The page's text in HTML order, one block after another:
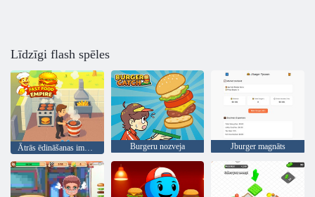
Līdzīgi flash spēles
Ātrās ēdināšanas impērija Burgeru nozveja Jburger magnāts